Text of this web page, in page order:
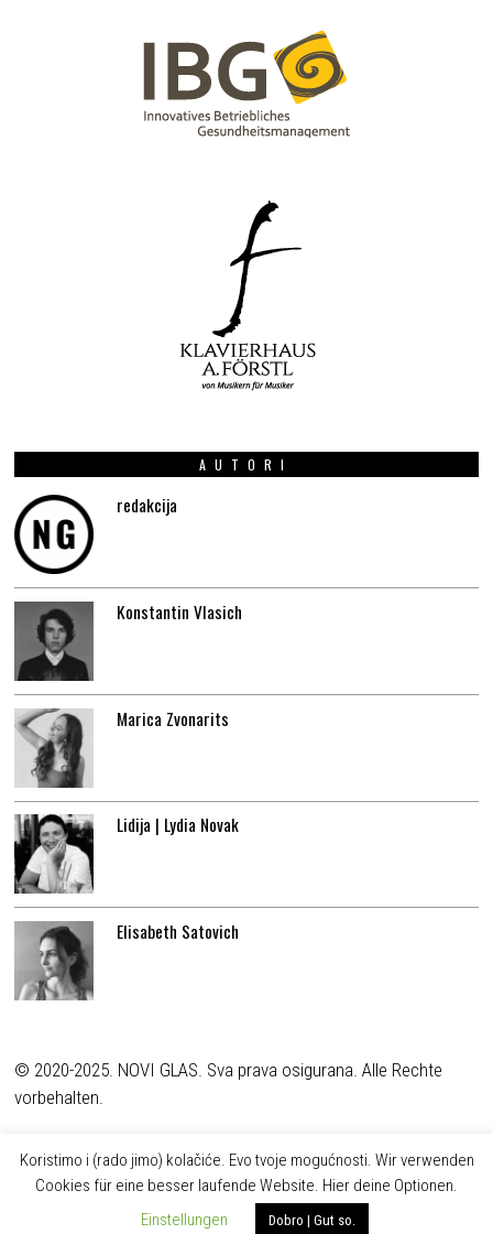
AUTORI
redakcija
Konstantin Vlasich
Marica Zvonarits
Lidija | Lydia Novak
Elisabeth Satovich
© 2020-2025. NOVI GLAS. Sva prava osigurana. Alle Rechte
vorbehalten.
Koristimo i (rado jimo) kolačiće. Evo tvoje mogućnosti. Wir verwenden
Cookies für eine besser laufende Website. Hier deine Optionen.
Einstellungen
Dobro | Gut so.